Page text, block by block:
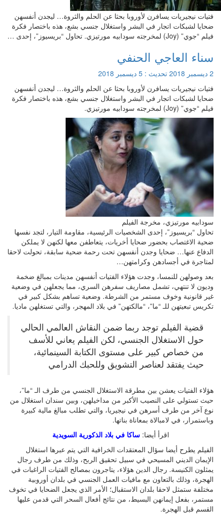
فتيات نيجيريات يسافرن لأوروبا بحثا عن الحلم والثروة… ليجدن أنفسهن
ضحايا لشبكات اتجار في البشر واستغلال جنسي بشع، هذه باختصار فكرة
فيلم “جوي” (Joy) لمخرجته سودابيه مورتيزي. تحاول “بريسيوز”، إحدى …
سناء العاجي الحنفي
2 ديسمبر 2018 تحديث : 5 ديسمبر 2018
فتيات نيجيريات يسافرن لأوروبا بحثا عن الحلم والثروة… ليجدن أنفسهن
ضحايا لشبكات اتجار في البشر واستغلال جنسي بشع، هذه باختصار فكرة
فيلم “جوي” (Joy) لمخرجته سودابيه مورتيزي.
سودابيه مورتيزي، مخرجة الفيلم
تحاول “بريسيوز”، إحدى الشخصيات الرئيسية، مقاومة التيار، لتجد نفسها
ضحية الاغتصاب بحضور ضحايا أخريات، يتعاطفن معها لكنهن لا يملكن
الدفاع عنها… ضحايا وجدن أنفسهن تحت رحمة ضحية سابقة، تحولت لاحقا
لمتاجرة في أجسادهن وكرامتهن…
بعد وصولهن للنمسا، وجدت هؤلاء الفتيات أنفسهن مدينات بمبالغ ضخمة
وديون لا تنتهي، تشمل مصاريف سفرهن السري، مما يجعلهن في وضعية
غير قانونية وخوف مستمر من الشرطة. وضعية تساهم بشكل كبير في
تكريس تبعيتهن للـ “ما”، “مالكتهن” في بلاد المهجر، والتي تستغلهن ماديا.
قضية الفيلم توجد ربما ضمن النقاش العالمي الحالي
حول الاستغلال الجنسي، لكن الفيلم يعاني للأسف
من خصاص كبير على مستوى الكتابة السينمائية،
حيث يفتقد لعناصر التشويق وللحبك الدرامي
هؤلاء الفتيات يعشن بين مطرقة الاستغلال الجنسي من طرف الـ “ما”،
حيث تستولي على النصيب الأكبر من مداخيلهن، وبين سندان استغلال من
نوع آخر من طرف أسرهن في نيجيريا، والتي تطلب مبالغ مالية كبيرة
وباستمرار، في لامبالاة بمعاناة بناتها.
اقرأ أيضا:ساكا في بلاد الذكورية السويدية
الفيلم يطرح أيضا سؤال المعتقدات الخرافية التي يتم عبرها استغلال
الإيمان الديني المسيحي في سبيل تحقيق الربح، وذلك من طرف رجال
يمثلون الكنيسة. رجال الدين هؤلاء، يتاجرون بمصالح الفتيات الراغبات في
الهجرة، وذلك بالتعاون مع مافيات العمل الجنسي في بلدان أوروبية
مختلفة ستمثل لاحقا بلدان الاستقبال؛ الأمر الذي يجعل الضحايا في تخوف
مستمر، بفعل إيمانهن البسيط، من نتائج أفعال السحر التي قدمن عليها
القسم قبل الهجرة.